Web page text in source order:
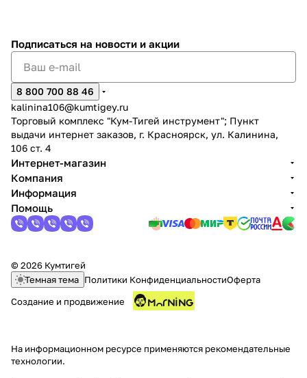
Подписаться на новости и акции
8 800 700 88 46
kalinina106@kumtigey.ru
Торговый комплекс "Кум-Тигей инструмент"; Пункт
выдачи интернет заказов, г. Красноярск, ул. Калинина,
106 ст. 4
Интернет-магазин
Компания
Информация
Помощь
© 2026 Кумтигей
Темная тема Политики КонфиденциальностиОферта
Создание и продвижение
На информационном ресурсе применяются рекомендательные
технологии.